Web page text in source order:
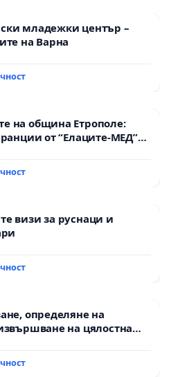
младежки център –
на Варна
на община Етрополе:
от “Елаците-МЕД”
се изпълнят всички
визи за руснаци и
определяне на
на цялостна
път между